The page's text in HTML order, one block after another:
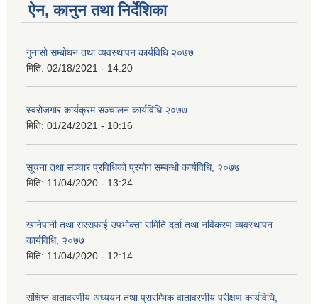
ऐन, कानुन तथा निर्देशिका
गुनासो सम्बोधन तथा व्यवस्थापन कार्यविधि २०७७
मिति: 02/18/2021 - 14:20
स्वरोजगार कार्यक्रम सञ्चालन कार्यविधि २०७७
मिति: 01/24/2021 - 10:16
सूचना तथा सञ्चार प्रविधिको प्रयोग सम्बन्धी कार्यविधि, २०७७
मिति: 11/04/2020 - 13:24
खानेपानी तथा सरसफाई उपभोक्ता समिति दर्ता तथा नविकरण व्यवस्थापन
कार्यविधि, २०७७
मिति: 11/04/2020 - 12:14
संक्षिप्त वातावरणीय अध्ययन तथा प्रारम्भिक वातावरणीय परीक्षण कार्यविधि,